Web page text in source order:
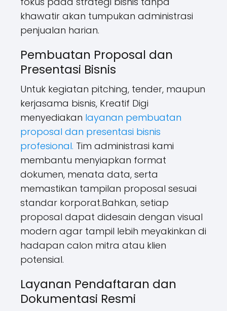
khawatir akan tumpukan administrasi
penjualan harian.
Pembuatan Proposal dan
Presentasi Bisnis
Untuk kegiatan pitching, tender, maupun
kerjasama bisnis, Kreatif Digi
menyediakan layanan pembuatan
proposal dan presentasi bisnis
profesional. Tim administrasi kami
membantu menyiapkan format
dokumen, menata data, serta
memastikan tampilan proposal sesuai
standar korporat.Bahkan, setiap
proposal dapat didesain dengan visual
modern agar tampil lebih meyakinkan di
hadapan calon mitra atau klien
potensial.
Layanan Pendaftaran dan
Dokumentasi Resmi